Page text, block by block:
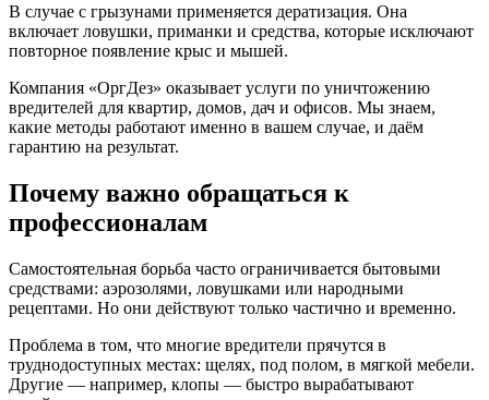
В случае с грызунами применяется дератизация. Она
включает ловушки, приманки и средства, которые исключают
повторное появление крыс и мышей.
Компания «ОргДез» оказывает услуги по уничтожению
вредителей для квартир, домов, дач и офисов. Мы знаем,
какие методы работают именно в вашем случае, и даём
гарантию на результат.
Почему важно обращаться к
профессионалам
Самостоятельная борьба часто ограничивается бытовыми
средствами: аэрозолями, ловушками или народными
рецептами. Но они действуют только частично и временно.
Проблема в том, что многие вредители прячутся в
труднодоступных местах: щелях, под полом, в мягкой мебели.
Другие — например, клопы — быстро вырабатывают